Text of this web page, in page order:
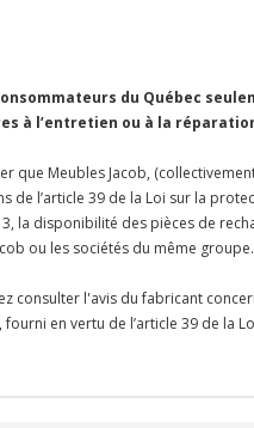
du Québec
à l’entretien ou à la
que Meubles Jacob,
de l’article 39 de la Loi sur la
3, la disponibilité des pièces de
ou les sociétés du même groupe.
consulter l'avis du fabricant
en vertu de l’article 39 de la